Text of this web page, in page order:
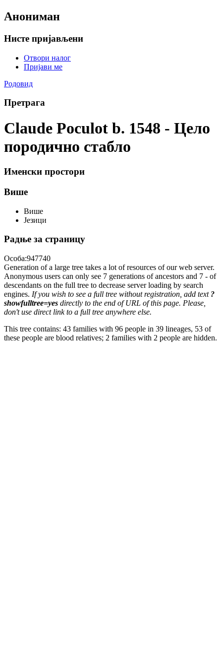
Анониман
Нисте пријављени
Отвори налог
Пријави ме
Родовид
Претрага
Claude Poculot b. 1548 - Цело
породично стабло
Именски простори
Више
Више
Језици
Радње за страницу
Особа:947740
Generation of a large tree takes a lot of resources of our web server.
Anonymous users can only see 7 generations of ancestors and 7 - of
descendants on the full tree to decrease server loading by search
engines. If you wish to see a full tree without registration, add text ?
showfulltree=yes directly to the end of URL of this page. Please,
don't use direct link to a full tree anywhere else.
This tree contains: 43 families with 96 people in 39 lineages, 53 of
these people are blood relatives; 2 families with 2 people are hidden.